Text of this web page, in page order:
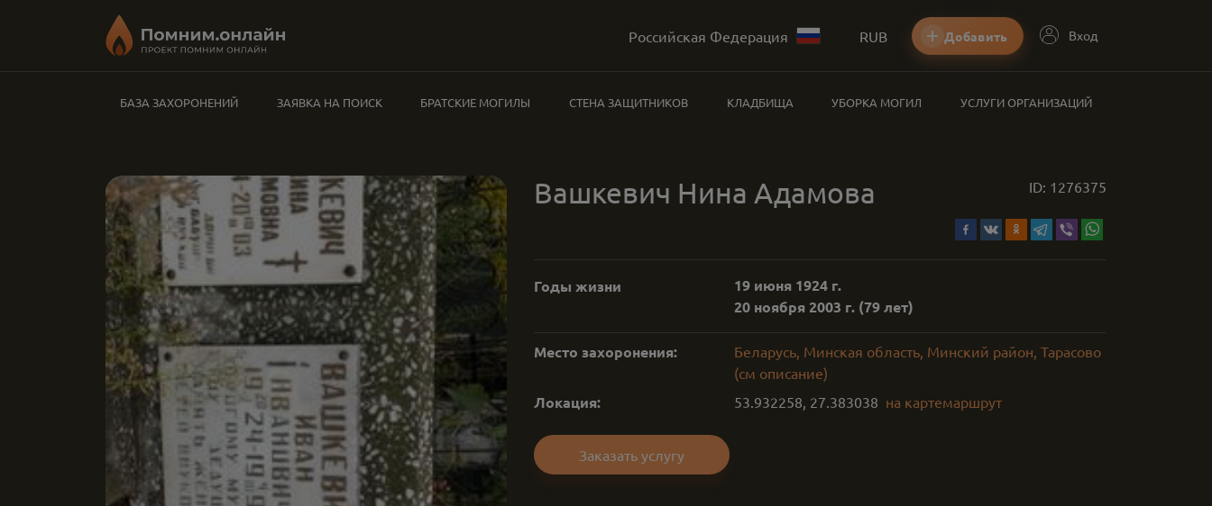
Российская Федерация RUB Добавить Вход
БАЗА ЗАХОРОНЕНИЙ ЗАЯВКА НА ПОИСК БРАТСКИЕ МОГИЛЫ СТЕНА ЗАЩИТНИКОВ КЛАДБИЩА УБОРКА МОГИЛ УСЛУГИ ОРГАНИЗАЦИЙ
Вашкевич Нина Адамова ID: 1276375
Годы жизни
19 июня 1924 г.
20 ноября 2003 г. (79 лет)
Место захоронения:
Беларусь, Минская область, Минский район, Тарасово
(см описание)
Локация: 53.932258, 27.383038 на картемаршрут
Заказать услугу